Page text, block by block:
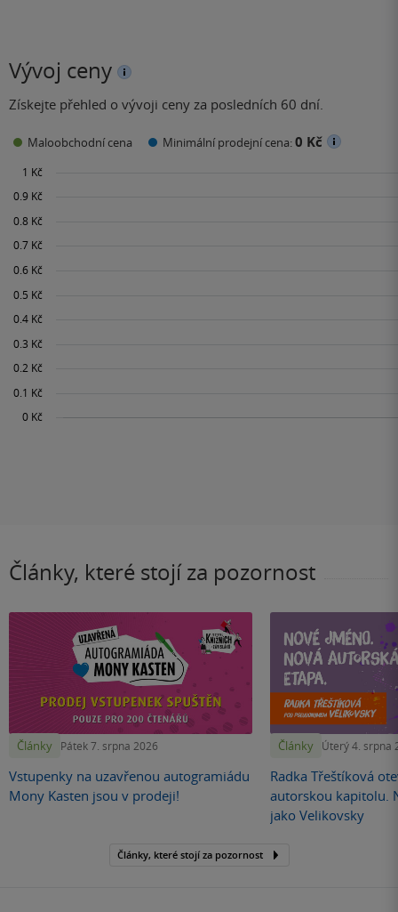
Vývoj ceny
Získejte přehled o vývoji ceny za posledních 60 dní.
Maloobchodní cena Minimální prodejní cena:0 Kč
Články, které stojí za pozornost
Články Pátek 7. srpna 2026
Vstupenky na uzavřenou autogramiádu
Mony Kasten jsou v prodeji!
Články Úterý 4. srpna
Radka Třeštíková
autorskou kapitolu.
jako Velikovsky
Články, které stojí za pozornost